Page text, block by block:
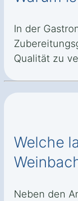
In der
Qualität zu
Welche
Neben den